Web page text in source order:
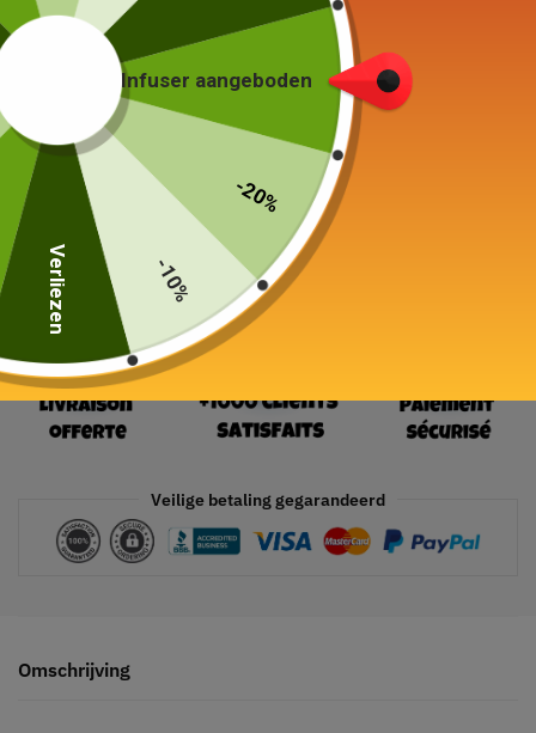
19 in voorraad
In winkelwagen
Veilige betaling gegarandeerd
Omschrijving
Infuser aangeboden
-20%
-10%
Verliezen